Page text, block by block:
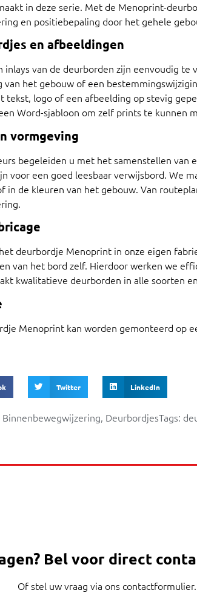
in deze serie. Met de Menoprint-
en positiebepaling door het gehele
en afbeeldingen
inlays van de deurborden zijn eenvoudig
van het gebouw of een
tekst, logo of een afbeelding op stevig
Word-sjabloon om zelf prints te kunnen
vormgeving
begeleiden u met het samenstellen
voor een goed leesbaar verwijsbord. We
in de kleuren van het gebouw. Van
deurbordje Menoprint in onze eigen
van het bord zelf. Hierdoor werken we
kwalitatieve deurborden in alle soorten
Menoprint kan worden gemonteerd op
Twitter LinkedIn
Binnenbewegwijzering, DeurbordjesTags:
Bel voor direct
Of stel uw vraag via ons